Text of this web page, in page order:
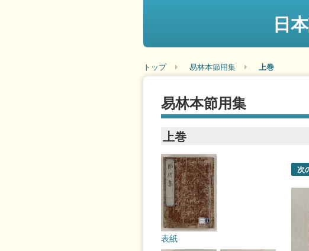
日
トップ 易林本節用集 上巻
易林本節用集
上巻
次
表紙